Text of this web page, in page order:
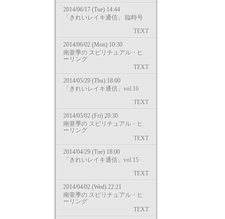
2014/06/17 (Tue) 14:44
「きれいレイキ通信」 臨時号
TEXT
2014/06/02 (Mon) 10:30
南亜季の スピリチュアル・ヒ
ーリング
TEXT
2014/05/29 (Thu) 18:00
「きれいレイキ通信」vol.16
TEXT
2014/05/02 (Fri) 20:30
南亜季の スピリチュアル・ヒ
ーリング
TEXT
2014/04/29 (Tue) 18:00
「きれいレイキ通信」vol.15
TEXT
2014/04/02 (Wed) 22:21
南亜季の スピリチュアル・ヒ
ーリング
TEXT